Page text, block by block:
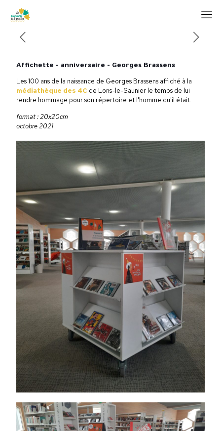
Affichette - anniversaire - Georges Brassens
Les 100 ans de la naissance de Georges Brassens affiché à la
médiathèque des 4C de Lons-le-Saunier le temps de lui
rendre hommage pour son répertoire et l'homme qu'il était.
format : 20x20cm
octobre 2021